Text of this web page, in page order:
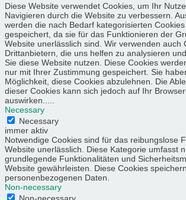
Diese Website verwendet Cookies, um Ihr
Navigieren durch die Website zu verbessern.
werden die nach Bedarf kategorisierten
gespeichert, da sie für das Funktionieren der
Website unerlässlich sind. Wir verwenden auch
Drittanbietern, die uns helfen zu analysieren
Sie diese Website nutzen. Diese Cookies
nur mit Ihrer Zustimmung gespeichert. Sie
Möglichkeit, diese Cookies abzulehnen. Die
dieser Cookies kann sich jedoch auf Ihr
auswirken.....
Necessary
Necessary
immer aktiv
Notwendige Cookies sind für das reibungslose
Website unerlässlich. Diese Kategorie umfasst
grundlegende Funktionalitäten und
Website gewährleisten. Diese Cookies
personenbezogenen Daten.
Non-necessary